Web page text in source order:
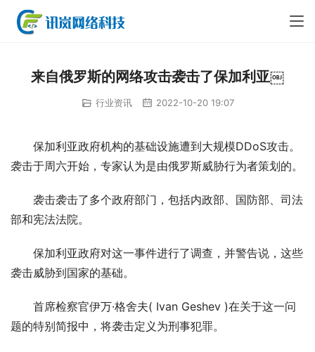
来自俄罗斯的网络攻击袭击了保加利亚￼
行业资讯 2022-10-20 19:07
保加利亚政府机构的基础设施遭到大规模DDoS攻击。
袭击于周六开始，专家认为是由俄罗斯威胁行为者策划的。
袭击袭击了多个政府部门，包括内政部、国防部、司法
部和宪法法院。
保加利亚政府对这一事件进行了调查，并警告说，这些
袭击威胁到国家的基础。
首席检察官伊万·格舍夫( Ivan Geshev )在关于这一问
题的特别简报中，将袭击定义为刑事犯罪。